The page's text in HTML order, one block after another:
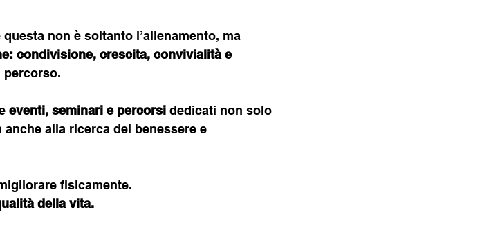
non è soltanto l’allenamento, ma
condivisione, crescita, convivialità e
eventi, seminari e percorsi dedicati non solo
anche alla ricerca del benessere e
fisicamente.
della vita.